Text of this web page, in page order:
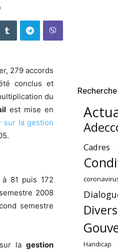
279 accords
conclus et
du
est mise en
sur la gestion
81 puis 172
2008
semestre
sur lagestion
Cadres
Divers
Handicap